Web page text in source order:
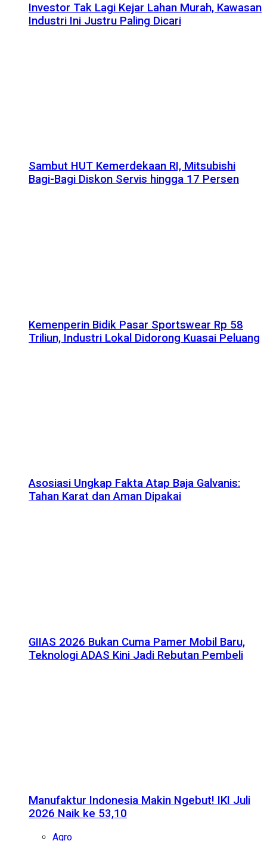
Investor Tak Lagi Kejar Lahan Murah, Kawasan
Industri Ini Justru Paling Dicari
Sambut HUT Kemerdekaan RI, Mitsubishi
Bagi-Bagi Diskon Servis hingga 17 Persen
Kemenperin Bidik Pasar Sportswear Rp 58
Triliun, Industri Lokal Didorong Kuasai Peluang
Asosiasi Ungkap Fakta Atap Baja Galvanis:
Tahan Karat dan Aman Dipakai
GIIAS 2026 Bukan Cuma Pamer Mobil Baru,
Teknologi ADAS Kini Jadi Rebutan Pembeli
Manufaktur Indonesia Makin Ngebut! IKI Juli
2026 Naik ke 53,10
Agro